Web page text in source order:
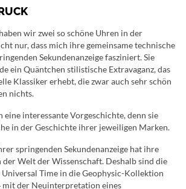
wir zwei so schöne Uhren in der
nur, dass mich ihre gemeinsame technische
Sekundenanzeige fasziniert. Sie
ein Quäntchen stilistische Extravaganz, das
Klassiker erhebt, die zwar auch sehr schön
nichts.
eine interessante Vorgeschichte, denn sie
in der Geschichte ihrer jeweiligen Marken.
springenden Sekundenanzeige hat ihre
Welt der Wissenschaft. Deshalb sind die
Universal Time in die Geophysic-Kollektion
der Neuinterpretation eines